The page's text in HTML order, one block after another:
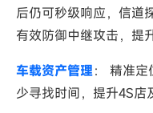
后仍可秒级响应，信道
有效防御中继攻击，提
车载资产管理： 精准
少寻找时间，提升4S店